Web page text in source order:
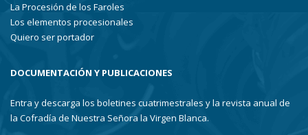
La Procesión de los Faroles
Los elementos procesionales
Quiero ser portador
DOCUMENTACIÓN Y PUBLICACIONES
Entra y descarga los boletines cuatrimestrales y la revista anual de
la Cofradía de Nuestra Señora la Virgen Blanca.